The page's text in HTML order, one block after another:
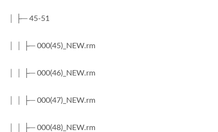
│ ├─ 45-51
│ │ ├─ 000(45)_NEW.rm
│ │ ├─ 000(46)_NEW.rm
│ │ ├─ 000(47)_NEW.rm
│ │ ├─ 000(48)_NEW.rm